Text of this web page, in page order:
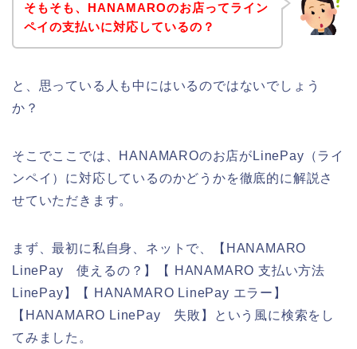
そもそも、HANAMAROのお店ってライン
ペイの支払いに対応しているの？
と、思っている人も中にはいるのではないでしょう
か？
そこでここでは、HANAMAROのお店がLinePay（ライ
ンペイ）に対応しているのかどうかを徹底的に解説さ
せていただきます。
まず、最初に私自身、ネットで、【HANAMARO
LinePay 使えるの？】【 HANAMARO 支払い方法
LinePay】【 HANAMARO LinePay エラー】
【HANAMARO LinePay 失敗】という風に検索をし
てみました。